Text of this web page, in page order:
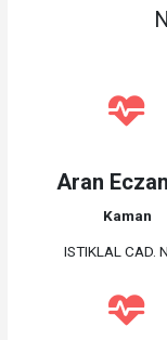
Aran
Kaman
ISTIKLAL CAD.